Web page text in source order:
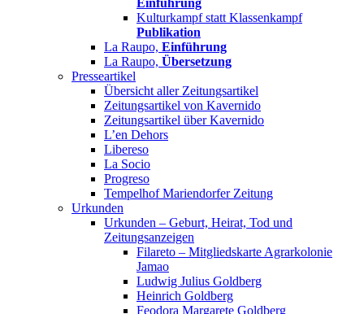
Einführung
Kulturkampf statt Klassenkampf
Publikation
La Raupo, Einführung
La Raupo, Übersetzung
Presseartikel
Übersicht aller Zeitungsartikel
Zeitungsartikel von Kavernido
Zeitungsartikel über Kavernido
L’en Dehors
Libereso
La Socio
Progreso
Tempelhof Mariendorfer Zeitung
Urkunden
Urkunden – Geburt, Heirat, Tod und
Zeitungsanzeigen
Filareto – Mitgliedskarte Agrarkolonie
Jamao
Ludwig Julius Goldberg
Heinrich Goldberg
Feodora Margarete Goldberg